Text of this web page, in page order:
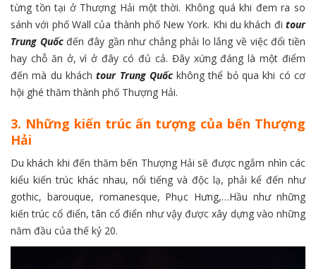
từng tồn tại ở Thượng Hải một thời. Không quá khi đem ra so
sánh với phố Wall của thành phố New York. Khi du khách đi tour
Trung Quốcđến đây gần như chẳng phải lo lắng về việc đổi tiền
hay chỗ ăn ở, vì ở đây có đủ cả. Đây xứng đáng là một điểm
đến mà du kháchtour Trung Quốckhông thể bỏ qua khi có cơ
hội ghé thăm thành phố Thượng Hải.
3. Những kiến trúc ấn tượng của bến Thượng
Hải
Du khách khi đến thăm bến Thượng Hải sẽ được ngắm nhìn các
kiểu kiến trúc khác nhau, nổi tiếng và độc lạ, phải kể đến như
gothic, barouque, romanesque, Phục Hưng,…Hầu như những
kiến trúc cổ điển, tân cổ điển như vậy được xây dựng vào những
năm đầu của thế kỷ 20.